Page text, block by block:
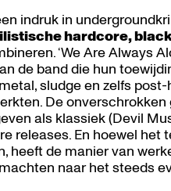
indruk in
hardcore,
‘We Are Always
de band die hun
sludge en zelfs
De
als klassiek (Devil
releases. En hoewel
heeft de manier van
naar het steeds